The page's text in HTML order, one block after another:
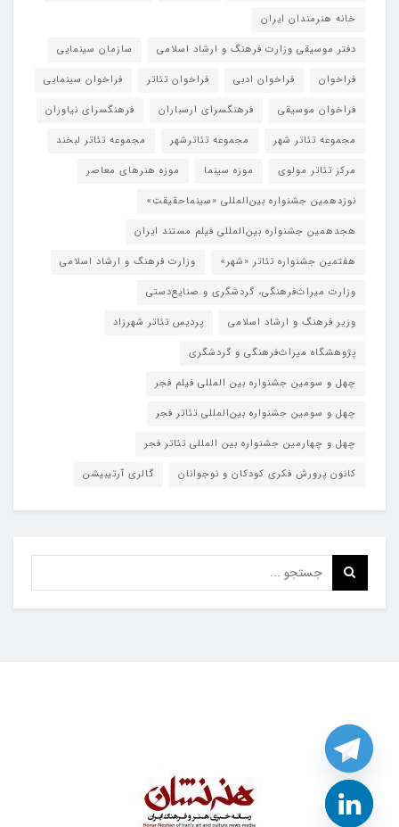
خانه هنرمندان ایران
دفتر موسیقی وزارت فرهنگ و ارشاد اسلامی
سازمان سینمایی
فراخوان
فراخوان ادبی فراخوان تئاتر
فراخوان سینمایی
فراخوان موسیقی
فرهنگسرای ارسباران
فرهنگسرای نیاوران
مجموعه تئاتر شهر
مجموعه تئاترشهر
مجموعه تئاتر لبخند
مرکز تئاتر مولوی
موزه سینما
موزه هنرهای معاصر
نوزدهمین جشنواره بین‌المللی «سینماحقیقت»
هجدهمین جشنواره بین‌المللی فیلم مستند ایران
هفتمین جشنواره تئاتر «شهر»
وزارت فرهنگ و ارشاد اسلامی
وزارت میراث‌فرهنگی، گردشگری و صنایع‌دستی
وزیر فرهنگ و ارشاد اسلامی
پردیس تئاتر شهرزاد
پژوهشگاه میراث‌فرهنگی و گردشگری
چهل و سومین جشنواره بین المللی فیلم فجر
چهل و سومین جشنواره بین‌المللی تئاتر فجر
چهل و چهارمین جشنواره بین المللی تئاتر فجر
کانون پرورش فکری کودکان و نوجوانان
گالری آرتیبیشن